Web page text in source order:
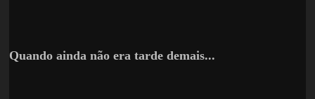
Quando ainda não era tarde demais...